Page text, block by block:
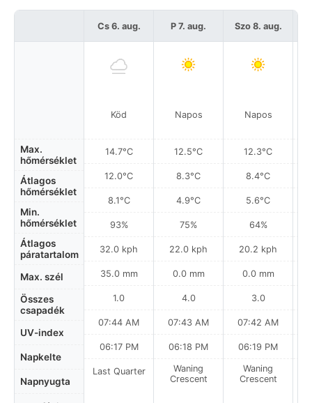
Max.
hőmérséklet
Átlagos
hőmérséklet
Min.
hőmérséklet
Átlagos
páratartalom
Max. szél
Összes
csapadék
UV-index
Napkelte
Napnyugta
Cs 6. aug.
Köd
14.7°C
12.0°C
8.1°C
93%
32.0 kph
35.0 mm
1.0
07:44 AM
06:17 PM
Last Quarter
P 7. aug.
Napos
12.5°C
8.3°C
4.9°C
75%
22.0 kph
0.0 mm
4.0
07:43 AM
06:18 PM
Waning
Crescent
Szo 8. aug.
Napos
12.3°C
8.4°C
5.6°C
64%
20.2 kph
0.0 mm
3.0
07:42 AM
06:19 PM
Waning
Crescent